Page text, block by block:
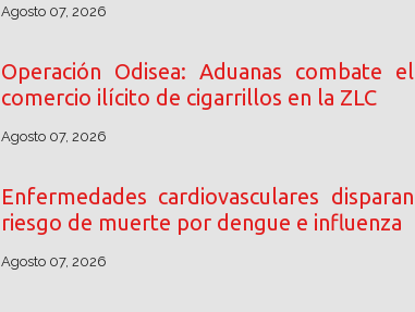
Agosto 07, 2026
Operación Odisea: Aduanas combate el
comercio ilícito de cigarrillos en la ZLC
Agosto 07, 2026
Enfermedades cardiovasculares disparan
riesgo de muerte por dengue e influenza
Agosto 07, 2026